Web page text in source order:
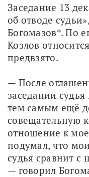
Заседание 13
об отводе
Богомазов*. По
Козлов
предвзято.
— После
заседании
тем самым ещё
совещательную
отношение к
подумал, что
судья сравнит с
— говорил